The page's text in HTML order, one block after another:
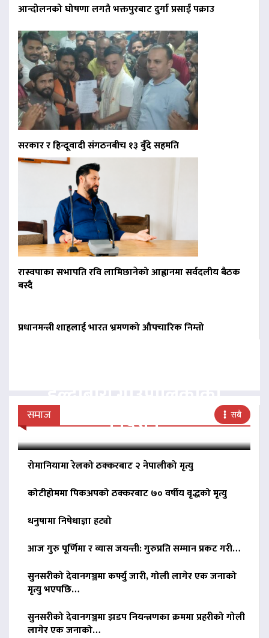
आन्दोलनको घोषणा लगतै भक्तपुरबाट दुर्गा प्रसाईं पक्राउ
सरकार र हिन्दूवादी संगठनबीच १३ बुँदे सहमति
रास्वपाका सभापति रवि लामिछानेको आह्वानमा सर्वदलीय बैठक
बस्दै
प्रधानमन्त्री शाहलाई भारत भ्रमणको औपचारिक निम्तो
समाज सबै
बिना दर्ता सञ्चालित
निर्देशन
रोमानियामा रेलको ठक्करबाट २ नेपालीको मृत्यु
कोटीहोममा पिकअपको ठक्करबाट ७० वर्षीय वृद्धको मृत्यु
धनुषामा निषेधाज्ञा हट्यो
आज गुरु पूर्णिमा र व्यास जयन्ती: गुरुप्रति सम्मान प्रकट गरी…
सुनसरीको देवानगञ्जमा कर्फ्यु जारी, गोली लागेर एक जनाको
मृत्यु भएपछि…
सुनसरीको देवानगञ्जमा झडप नियन्त्रणका क्रममा प्रहरीको गोली
लागेर एक जनाको…